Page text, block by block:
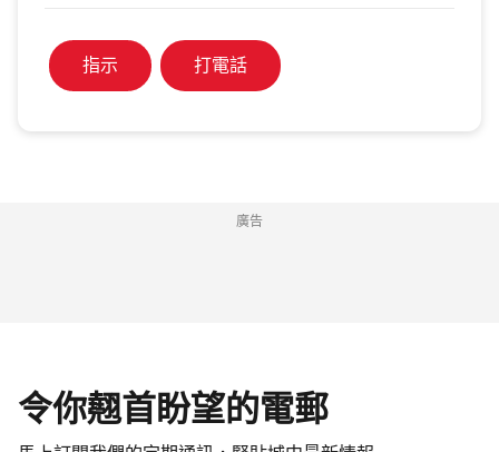
指示 打電話
廣告
令你翹首盼望的電郵